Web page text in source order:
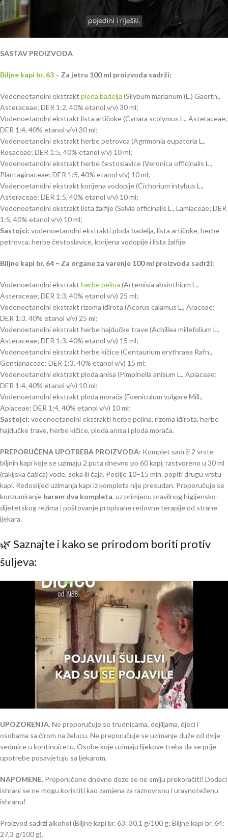
SASTAV PROIZVODA
Biljne kapi br. 63 – Za jetru 100 ml proizvoda sadrži:
Vodenoetanolni ekstrakt ploda badelja (Silybum marianum (L.) Gaertn.,
Asteraceae; DER 1:2, 40% etanol v/v) 30 ml;
Vodenoetanolni ekstrakt lista artičoke (Cynara scolymus L., Asteraceae;
DER 1:4, 40% etanol v/v) 30 ml;
Vodenoetanolni ekstrakt herbe petrovca (Agrimonia eupatoria L.,
Rosaceae; DER 1:5, 40% etanol v/v) 10 ml;
Vodenoetanolni ekstrakt herbe čestoslavice (Veronica officinalis L.,
Plantaginaceae; DER 1:5, 40% etanol v/v) 10 ml;
Vodenoetanolni ekstrakt korijena vodopije (Cichorium intybus L.,
Asteraceae; DER 1:5, 40% etanol v/v) 10 ml;
Vodenoetanolni ekstrakt lista žalfije (Salvia officinalis L., Lamiaceae; DER
1:5, 40% etanol v/v) 10 ml;
Sastojci: vodenoetanolni ekstrakti ploda badelja, lista artičoke, herbe
petrovca, herbe čestoslavice, korijena vodopije i lista žalfije.
Biljne kapi br. 64 – Za organe za varenje 100 ml proizvoda sadrži:
Vodenoetanolni ekstrakt herbe pelina (Artemisia absinthium L.,
Asteraceae; DER 1:3, 40% etanol v/v) 25 ml;
Vodenoetanolni ekstrakt rizoma iđirota (Acorus calamus L., Araceae;
DER 1:3, 40% etanol v/v) 25 ml;
Vodenoetanolni ekstrakt herbe hajdučke trave (Achillea millefolium L.,
Asteraceae; DER 1:3, 40% etanol v/v) 15 ml;
Vodenoetanolni ekstrakt herbe kičice (Centaurium erythraea Rafn.,
Gentianaceae; DER 1:3, 40% etanol v/v) 15 ml;
Vodenoetanolni ekstrakt ploda anisa (Pimpinella anisum L., Apiaceae;
DER 1:4, 40% etanol v/v) 10 ml;
Vodenoetanolni ekstrakt ploda morača (Foeniculum vulgare Mill.,
Apiaceae; DER 1:4, 40% etanol v/v) 10 ml;
Sastojci: vodenoetanolni ekstrakti herbe pelina, rizoma iđirota, herbe
hajdučke trave, herbe kičice, ploda anisa i ploda morača.
PREPORUČENA UPOTREBA PROIZVODA: Komplet sadrži 2 vrste
biljnih kapi koje se uzimaju 2 puta dnevno po 60 kapi, rastvoreno u 30 ml
(rakijska čašica) vode, soka ili čaja. Poslije 10–15 min. popiti drugu vrstu
kapi. Redoslijed uzimanja kapi iz kompleta nije presudan. Preporučuje se
konzumiranje barem dva kompleta, uz primjenu pravilnog higijensko-
dijetetskog režima i poštovanje propisane redovne terapije od strane
ljekara.
🌿 Saznajte i kako se prirodom boriti protiv
šuljeva:
UPOZORENJA.Ne preporučuje se trudnicama, dojiljama, djeci i
osobama sa čirom na želucu. Ne preporučuje se uzimanje duže od dvije
sedmice u kontinuitetu. Osobe koje uzimaju lijekove treba da se prije
upotrebe posavjetuju sa ljekarom.
NAPOMENE. Preporučene dnevne doze se ne smiju prekoračiti! Dodaci
ishrani se ne mogu koristiti kao zamjena za raznovrsnu i uravnoteženu
ishranu!
Proizvod sadrži alkohol (Biljne kapi br. 63: 30,1 g/100 g; Biljne kapi br. 64:
27,3 g/100 g).